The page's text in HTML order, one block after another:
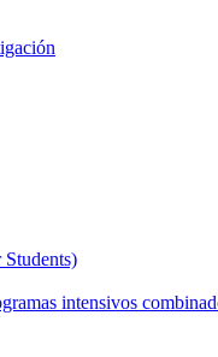
intensivos